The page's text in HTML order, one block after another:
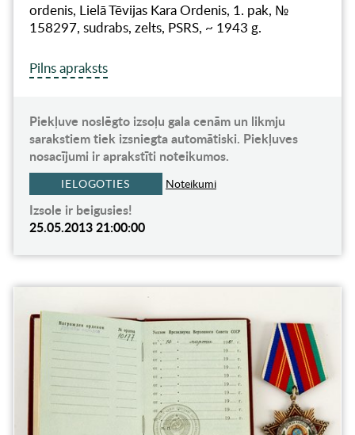
ordenis, Lielā Tēvijas Kara Ordenis, 1. pak, №
158297, sudrabs, zelts, PSRS, ~ 1943 g.
Pilns apraksts
Piekļuve noslēgto izsoļu gala cenām un likmju
sarakstiem tiek izsniegta automātiski. Piekļuves
nosacījumi ir aprakstīti noteikumos.
IELOGOTIES Noteikumi
Izsole ir beigusies!
25.05.2013 21:00:00